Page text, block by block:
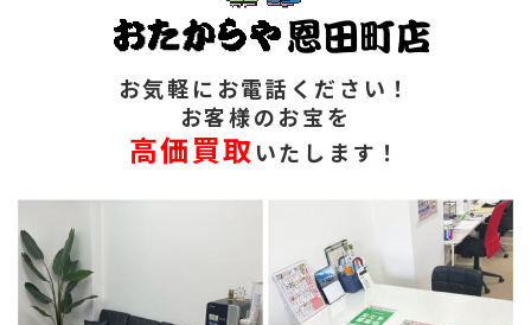
お気軽にお電話ください！
お客様のお宝を
高価買取 いたします！